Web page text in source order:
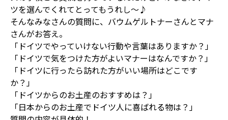
ツを選んでくれてとってもうれし〜♪
そんなみなさんの質問に、バウムゲルトナーさんとマナ
さんがお答え。
「ドイツでやっていけない行動や言葉はありますか？」
「ドイツで気をつけた方がよいマナーはなんですか？」
「ドイツに行ったら訪れた方がいい場所はどこです
か？」
「ドイツからのお土産のおすすめは？」
「日本からのお土産でドイツ人に喜ばれる物は？」